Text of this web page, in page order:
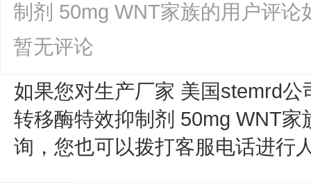
制剂 50mg WNT家族的用户评论
暂无评论
如果您对生产厂家 美国stemrd
转移酶特效抑制剂 50mg WNT家
询，您也可以拨打客服电话进行